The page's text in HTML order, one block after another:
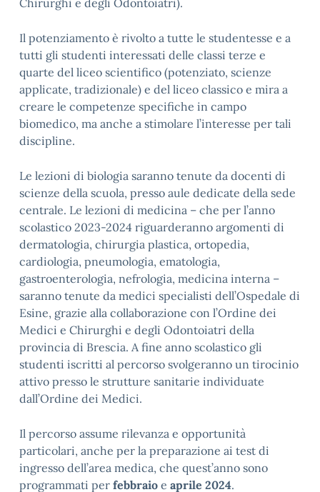
Chirurghi e degli Odontoiatri).
Il potenziamento è rivolto a tutte le studentesse e a
tutti gli studenti interessati delle classi terze e
quarte del liceo scientifico (potenziato, scienze
applicate, tradizionale) e del liceo classico e mira a
creare le competenze specifiche in campo
biomedico, ma anche a stimolare l’interesse per tali
discipline.
Le lezioni di biologia saranno tenute da docenti di
scienze della scuola, presso aule dedicate della sede
centrale. Le lezioni di medicina – che per l’anno
scolastico 2023-2024 riguarderanno argomenti di
dermatologia, chirurgia plastica, ortopedia,
cardiologia, pneumologia, ematologia,
gastroenterologia, nefrologia, medicina interna –
saranno tenute da medici specialisti dell’Ospedale di
Esine, grazie alla collaborazione con l’Ordine dei
Medici e Chirurghi e degli Odontoiatri della
provincia di Brescia. A fine anno scolastico gli
studenti iscritti al percorso svolgeranno un tirocinio
attivo presso le strutture sanitarie individuate
dall’Ordine dei Medici.
Il percorso assume rilevanza e opportunità
particolari, anche per la preparazione ai test di
ingresso dell’area medica, che quest’anno sono
programmati per febbraio e aprile 2024.